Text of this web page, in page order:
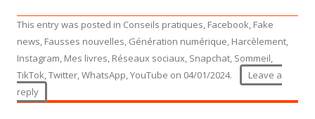
This entry was posted in Conseils pratiques, Facebook, Fake
news, Fausses nouvelles, Génération numérique, Harcèlement,
Instagram, Mes livres, Réseaux sociaux, Snapchat, Sommeil,
TikTok,Twitter,WhatsApp,YouTube on 04/01/2024.
Leave a
reply